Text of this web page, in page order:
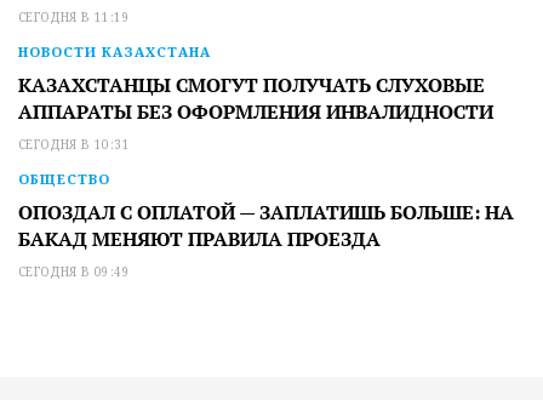
СЕГОДНЯ В 11:19
НОВОСТИ КАЗАХСТАНА
КАЗАХСТАНЦЫ СМОГУТ ПОЛУЧАТЬ СЛУХОВЫЕ
АППАРАТЫ БЕЗ ОФОРМЛЕНИЯ ИНВАЛИДНОСТИ
СЕГОДНЯ В 10:31
ОБЩЕСТВО
ОПОЗДАЛ С ОПЛАТОЙ — ЗАПЛАТИШЬ БОЛЬШЕ: НА
БАКАД МЕНЯЮТ ПРАВИЛА ПРОЕЗДА
СЕГОДНЯ В 09:49